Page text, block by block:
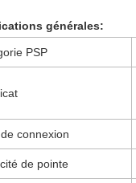
générales:
PSP
connexion
de pointe